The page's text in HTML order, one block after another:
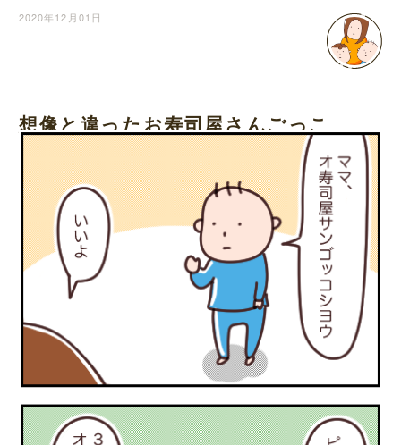
2020年12月01日
想像と違ったお寿司屋さんごっこ